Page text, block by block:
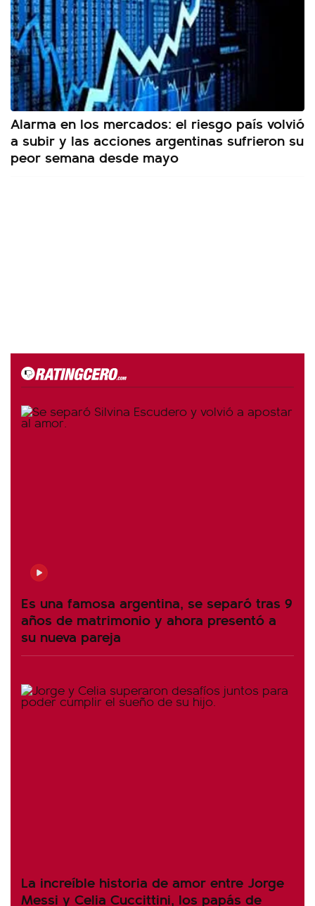
Alarma en los mercados: el riesgo país volvió
a subir y las acciones argentinas sufrieron su
peor semana desde mayo
Es una famosa argentina, se separó tras 9
años de matrimonio y ahora presentó a
su nueva pareja
La increíble historia de amor entre Jorge
Messi y Celia Cuccittini, los papás de